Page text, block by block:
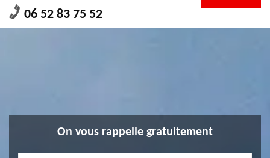
06 52 83 75 52
On vous rappelle gratuitement